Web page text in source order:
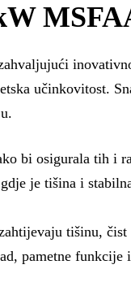
učinkovitost.
bi osigurala tih i
je tišina i
tišinu,
pametne